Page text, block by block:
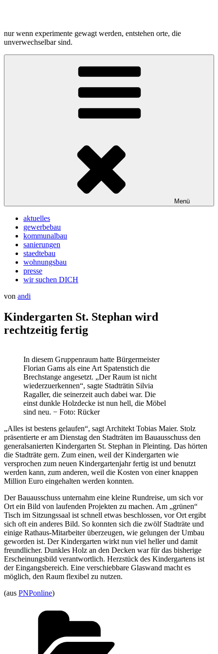
nur wenn experimente gewagt werden, entstehen orte, die
unverwechselbar sind.
Menü
aktuelles
gewerbebau
kommunalbau
sanierungen
staedtebau
wohnungsbau
presse
wir suchen DICH
Veröffentlicht
von andi
Kindergarten St. Stephan wird
rechtzeitig fertig
In diesem Gruppenraum hatte Bürgermeister
Florian Gams als eine Art Spatenstich die
Brechstange angesetzt. „Der Raum ist nicht
wiederzuerkennen“, sagte Stadträtin Silvia
Ragaller, die seinerzeit auch dabei war. Die
einst dunkle Holzdecke ist nun hell, die Möbel
sind neu. − Foto: Rücker
„Alles ist bestens gelaufen“, sagt Architekt Tobias Maier. Stolz
präsentierte er am Dienstag den Stadträten im Bauausschuss den
generalsanierten Kindergarten St. Stephan in Pleinting. Das hörten
die Stadträte gern. Zum einen, weil der Kindergarten wie
versprochen zum neuen Kindergartenjahr fertig ist und benutzt
werden kann, zum anderen, weil die Kosten von einer knappen
Million Euro eingehalten werden konnten.
Der Bauausschuss unternahm eine kleine Rundreise, um sich vor
Ort ein Bild von laufenden Projekten zu machen. Am „grünen“
Tisch im Sitzungssaal ist schnell etwas beschlossen, vor Ort ergibt
sich oft ein anderes Bild. So konnten sich die zwölf Stadträte und
einige Rathaus-Mitarbeiter überzeugen, wie gelungen der Umbau
geworden ist. Der Kindergarten wirkt nun viel heller und damit
freundlicher. Dunkles Holz an den Decken war für das bisherige
Erscheinungsbild verantwortlich. Herzstück des Kindergartens ist
der Eingangsbereich. Eine verschiebbare Glaswand macht es
möglich, den Raum flexibel zu nutzen.
(aus PNPonline)